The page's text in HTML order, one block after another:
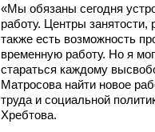
«Мы обязаны сегодня
работу. Центры занятости,
также есть возможность
временную работу. Но я
стараться каждому
Матросова найти новое
труда и социальной
Хребтова.